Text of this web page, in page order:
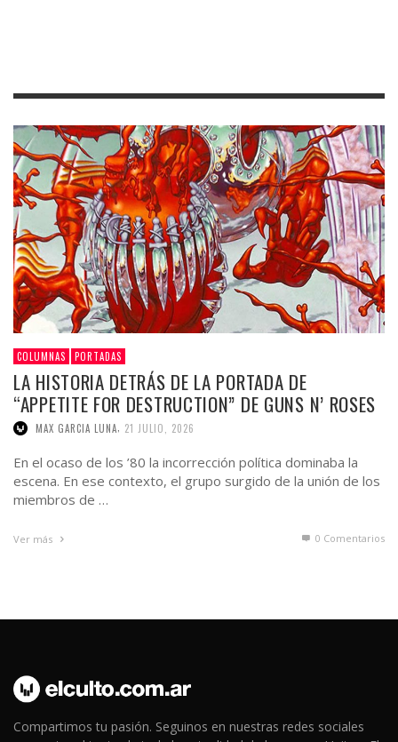
COLUMNAS PORTADAS
LA HISTORIA DETRÁS DE LA PORTADA DE
“APPETITE FOR DESTRUCTION” DE GUNS N’ ROSES
MAX GARCIA LUNA, 21 JULIO, 2026
En el ocaso de los ’80 la incorrección política dominaba la
escena. En ese contexto, el grupo surgido de la unión de los
miembros de …
Ver más 0 Comentarios
para estar al tanto de toda la actualidad de la escena. Unite a El
Culto!.